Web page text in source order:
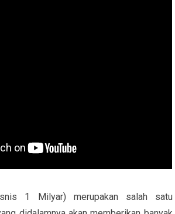
1 Milyar) merupakan salah satu